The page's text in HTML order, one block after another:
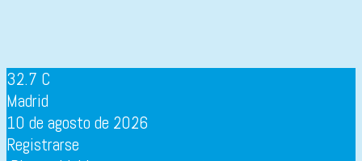
32.7 C
Madrid
10 de agosto de 2026
Registrarse